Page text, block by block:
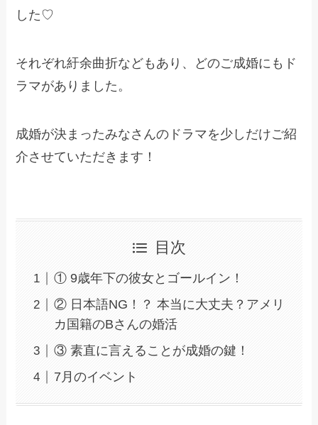
した♡
それぞれ紆余曲折などもあり、どのご成婚にもド
ラマがありました。
成婚が決まったみなさんのドラマを少しだけご紹
介させていただきます！
目次
① 9歳年下の彼女とゴールイン！
② 日本語NG！？ 本当に大丈夫？アメリ
カ国籍のBさんの婚活
③ 素直に言えることが成婚の鍵！
7月のイベント